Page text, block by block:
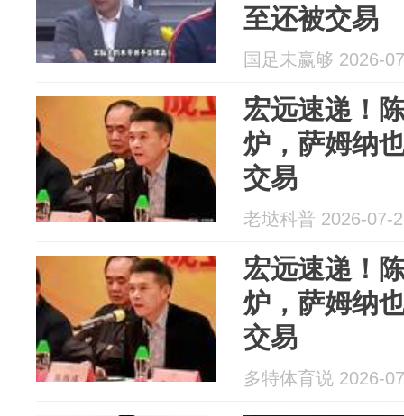
至还被交易
国足未赢够 2026-
宏远速递！
炉，萨姆纳
交易
老垯科普 2026-07-
宏远速递！
炉，萨姆纳
交易
多特体育说 2026-